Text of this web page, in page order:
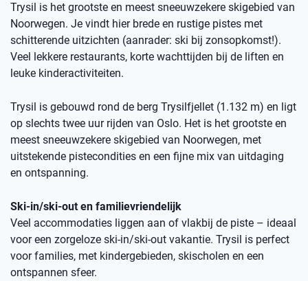
Trysil is het grootste en meest sneeuwzekere skigebied van
Noorwegen. Je vindt hier brede en rustige pistes met
schitterende uitzichten (aanrader: ski bij zonsopkomst!).
Veel lekkere restaurants, korte wachttijden bij de liften en
leuke kinderactiviteiten.
Trysil is gebouwd rond de berg Trysilfjellet (1.132 m) en ligt
op slechts twee uur rijden van Oslo. Het is het grootste en
meest sneeuwzekere skigebied van Noorwegen, met
uitstekende pistecondities en een fijne mix van uitdaging
en ontspanning.
Ski-in/ski-out en familievriendelijk
Veel accommodaties liggen aan of vlakbij de piste – ideaal
voor een zorgeloze ski-in/ski-out vakantie. Trysil is perfect
voor families, met kindergebieden, skischolen en een
ontspannen sfeer.